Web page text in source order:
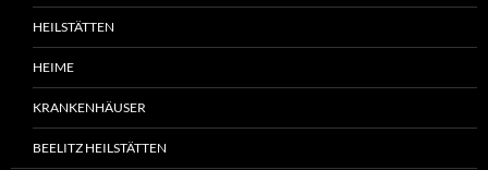
HEILSTÄTTEN
HEIME
KRANKENHÄUSER
BEELITZ HEILSTÄTTEN